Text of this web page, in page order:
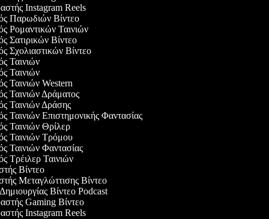
Instagram Reels
Παρωδιών Βίντεο
Ρομαντικών Ταινιών
Σατιρικών Βίντεο
Σχολιαστικών Βίντεο
Ταινιών
Ταινιών
Ταινιών Western
Ταινιών Δράματος
Ταινιών Δράσης
Ταινιών Επιστημονικής Φαντασίας
Ταινιών Θρίλερ
Ταινιών Τρόμου
Ταινιών Φαντασίας
Τρέιλερ Ταινιών
Βίντεο
Μεταγλώττισης Βίντεο
Δημιουργίας Βίντεο Podcast
Gaming Βίντεο
Instagram Reels